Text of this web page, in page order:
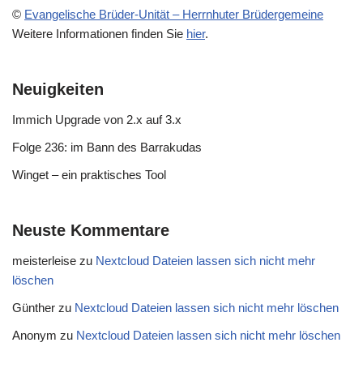
© Evangelische Brüder-Unität – Herrnhuter Brüdergemeine
Weitere Informationen finden Sie hier.
Neuigkeiten
Immich Upgrade von 2.x auf 3.x
Folge 236: im Bann des Barrakudas
Winget – ein praktisches Tool
Neuste Kommentare
meisterleise zu Nextcloud Dateien lassen sich nicht mehr
löschen
Günther zu Nextcloud Dateien lassen sich nicht mehr löschen
Anonym zu Nextcloud Dateien lassen sich nicht mehr löschen